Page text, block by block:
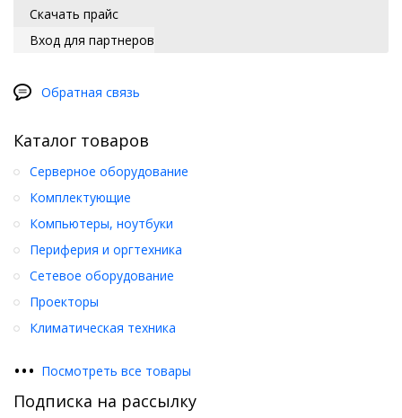
Скачать прайс
Вход для партнеров
Обратная связь
Каталог товаров
Серверное оборудование
Комплектующие
Компьютеры, ноутбуки
Периферия и оргтехника
Сетевое оборудование
Проекторы
Климатическая техника
••• Посмотреть все товары
Подписка на рассылку